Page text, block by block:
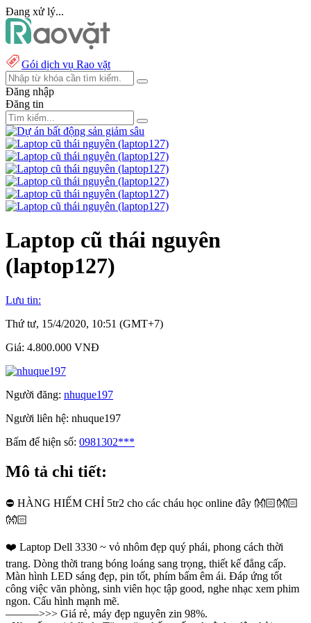
Đang xử lý...
Gói dịch vụ Rao vặt
Đăng nhập
Đăng tin
Laptop cũ thái nguyên
(laptop127)
Lưu tin:
Thứ tư, 15/4/2020, 10:51 (GMT+7)
Giá: 4.800.000 VNĐ
Người đăng: nhuque197
Người liên hệ: nhuque197
Bấm để hiện số: 0981302***
Mô tả chi tiết:
⛔️ HÀNG HIẾM CHỈ 5tr2 cho các cháu học online đây 👐🏻👐🏻
👐🏻
❤️ Laptop Dell 3330 ~ vỏ nhôm đẹp quý phái, phong cách thời
trang. Dòng thời trang bóng loáng sang trọng, thiết kế đẳng cấp.
Màn hình LED sáng đẹp, pin tốt, phím bấm êm ái. Đáp ứng tốt
công việc văn phòng, sinh viên học tập good, nghe nhạc xem phim
ngon. Cấu hình mạnh mẽ.
———>>> Giá rẻ, máy đẹp nguyên zin 98%.